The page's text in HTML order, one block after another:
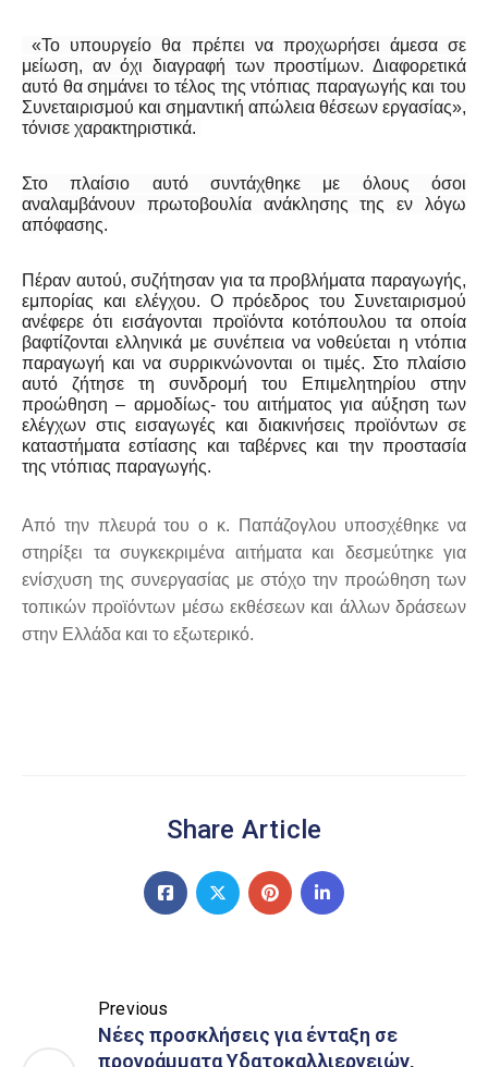
«Το υπουργείο θα πρέπει να προχωρήσει άμεσα σε
μείωση, αν όχι διαγραφή των προστίμων. Διαφορετικά
αυτό θα σημάνει το τέλος της ντόπιας παραγωγής και του
Συνεταιρισμού και σημαντική απώλεια θέσεων εργασίας»,
τόνισε χαρακτηριστικά.
Στο πλαίσιο αυτό συντάχθηκε με όλους όσοι
αναλαμβάνουν πρωτοβουλία ανάκλησης της εν λόγω
απόφασης.
Πέραν αυτού, συζήτησαν για τα προβλήματα παραγωγής,
εμπορίας και ελέγχου. Ο πρόεδρος του Συνεταιρισμού
ανέφερε ότι εισάγονται προϊόντα κοτόπουλου τα οποία
βαφτίζονται ελληνικά με συνέπεια να νοθεύεται η ντόπια
παραγωγή και να συρρικνώνονται οι τιμές. Στο πλαίσιο
αυτό ζήτησε τη συνδρομή του Επιμελητηρίου στην
προώθηση – αρμοδίως- του αιτήματος για αύξηση των
ελέγχων στις εισαγωγές και διακινήσεις προϊόντων σε
καταστήματα εστίασης και ταβέρνες και την προστασία
της ντόπιας παραγωγής.
Από την πλευρά του ο κ. Παπάζογλου υποσχέθηκε να
στηρίξει τα συγκεκριμένα αιτήματα και δεσμεύτηκε για
ενίσχυση της συνεργασίας με στόχο την προώθηση των
τοπικών προϊόντων μέσω εκθέσεων και άλλων δράσεων
στην Ελλάδα και το εξωτερικό.
Share Article
Previous
Nέες προσκλήσεις για ένταξη σε
προγράμματα Υδατοκαλλιεργειών,